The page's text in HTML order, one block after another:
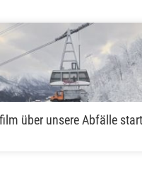
über unsere Abfälle